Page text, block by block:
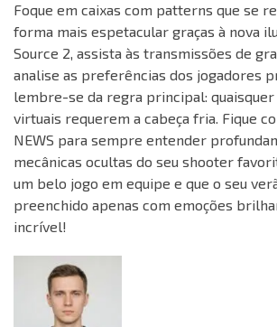
Foque em caixas com patterns que se
forma mais espetacular graças à nova
Source 2, assista às transmissões de
analise as preferências dos jogadores
lembre-se da regra principal: quaisquer
virtuais requerem a cabeça fria. Fique
NEWS para sempre entender
mecânicas ocultas do seu shooter
um belo jogo em equipe e que o seu
preenchido apenas com emoções
incrível!